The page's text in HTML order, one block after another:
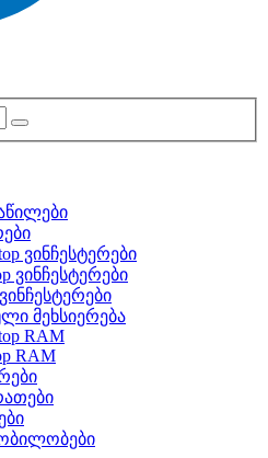
ვინჩესტერები
ვინჩესტერები
მეხსიერება
RAM
RAM